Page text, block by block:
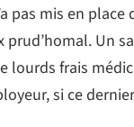
pas mis en
prud’homal. Un
lourds frais
si ce